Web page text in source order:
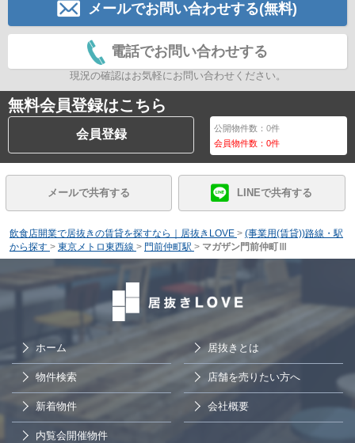
メールでお問い合わせする(無料)
電話でお問い合わせする
現況の確認はお気軽にお問い合わせください。
無料会員登録はこちら
会員登録 公開物件数：0件
会員物件数：0件
メールで共有する LINEで共有する
飲食店開業で居抜きの賃貸を探すなら｜居抜きLOVE > (事業用(賃貸))路線・駅
から探す > 東京メトロ東西線 > 門前仲町駅 > マガザン門前仲町Ⅲ
ホーム 居抜きとは
物件検索 店舗を売りたい方へ
新着物件 会社概要
内覧会開催物件